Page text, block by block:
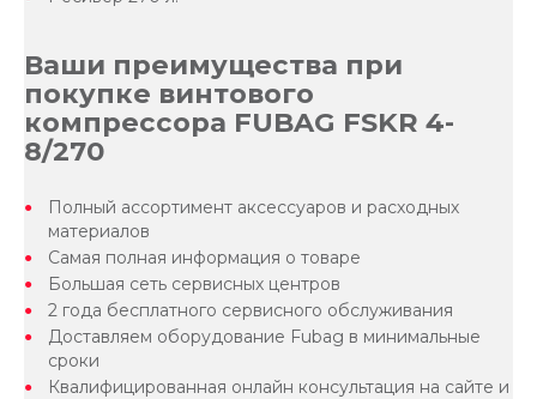
Ваши преимущества при
покупке винтового
компрессора FUBAG FSKR 4-
8/270
Полный ассортимент аксессуаров и расходных
материалов
Самая полная информация о товаре
Большая сеть сервисных центров
2 года бесплатного сервисного обслуживания
Доставляем оборудование Fubag в минимальные
сроки
Квалифицированная онлайн консультация на сайте и